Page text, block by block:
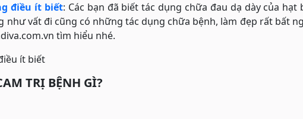
điều ít biết: Các bạn đã biết tác dụng chữa đau dạ dày của hạt
như vất đi cũng có những tác dụng chữa bệnh, làm đẹp rất bất
tìm hiểu nhé.
ít biết
TRỊ BỆNH GÌ?